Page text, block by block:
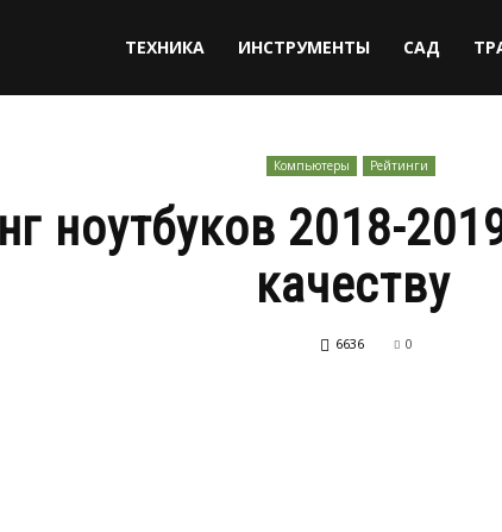
ТЕХНИКА ИНСТРУМЕНТЫ САД
Компьютеры Рейтинги
ноутбуков 2018-
качеству
6636 0